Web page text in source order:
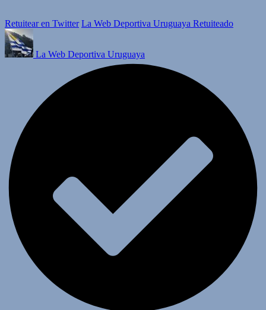
Retuitear en Twitter La Web Deportiva Uruguaya Retuiteado
La Web Deportiva Uruguaya